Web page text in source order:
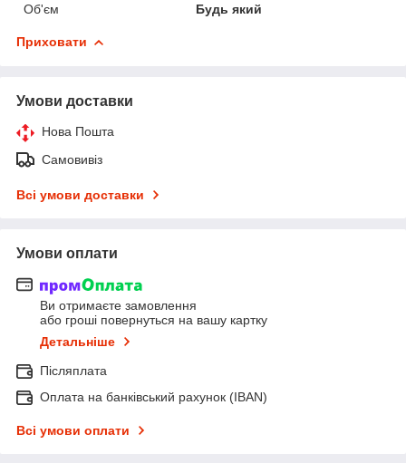
Об'єм
Будь який
Приховати
Умови доставки
Нова Пошта
Самовивіз
Всі умови доставки
Умови оплати
Ви отримаєте замовлення
або гроші повернуться на вашу картку
Детальніше
Післяплата
Оплата на банківський рахунок (IBAN)
Всі умови оплати